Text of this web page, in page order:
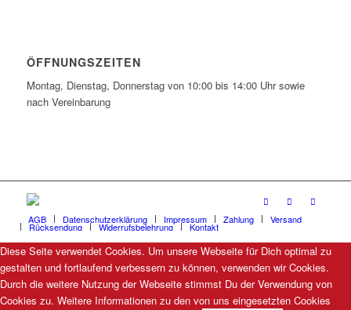
ÖFFNUNGSZEITEN
Montag, Dienstag, Donnerstag von 10:00 bis 14:00 Uhr sowie
nach Vereinbarung
AGB Datenschutzerklärung Impressum Zahlung Versand
Rücksendung Widerrufsbelehrung Kontakt
Diese Seite verwendet Cookies. Um unsere Webseite für Dich optimal zu
gestalten und fortlaufend verbessern zu können, verwenden wir Cookies.
Durch die weitere Nutzung der Webseite stimmst Du der Verwendung von
Cookies zu. Weitere Informationen zu den von uns eingesetzten Cookies